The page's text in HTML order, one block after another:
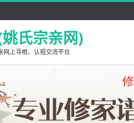
氏宗亲网)
网上寻根、认祖交流平台